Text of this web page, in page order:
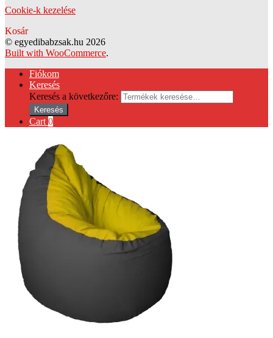
Cookie-k kezelése
Kosár
© egyedibabzsak.hu 2026
Built with WooCommerce.
Fiókom
Keresés
Keresés a következőre:
Keresés
Cart 0